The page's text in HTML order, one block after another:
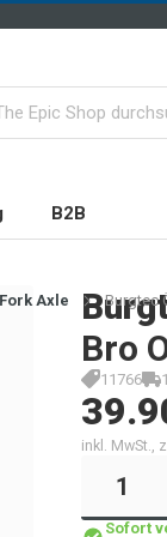
B2B
Axle Burgtec
Bro
11766
inkl. MwSt.,
Sofort